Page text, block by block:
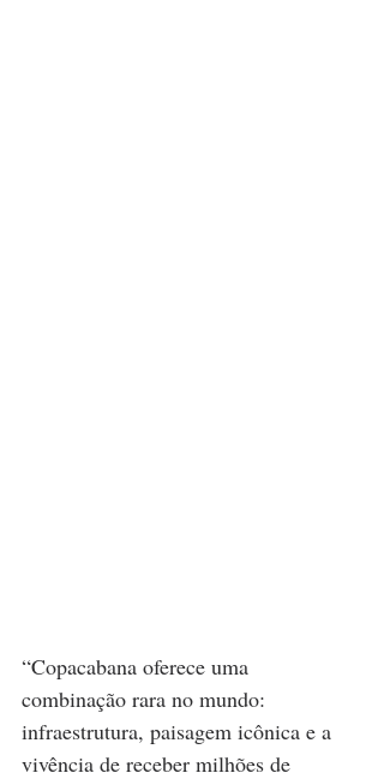
“Copacabana oferece uma
combinação rara no mundo:
infraestrutura, paisagem icônica e a
vivência de receber milhões de